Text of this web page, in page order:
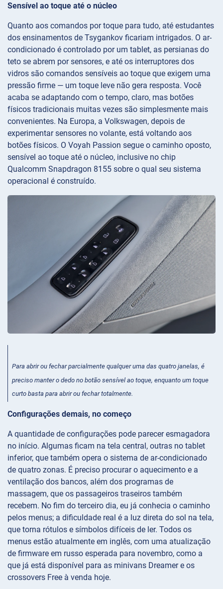
Sensível ao toque até o núcleo
Quanto aos comandos por toque para tudo, até estudantes
dos ensinamentos de Tsygankov ficariam intrigados. O ar-
condicionado é controlado por um tablet, as persianas do
teto se abrem por sensores, e até os interruptores dos
vidros são comandos sensíveis ao toque que exigem uma
pressão firme — um toque leve não gera resposta. Você
acaba se adaptando com o tempo, claro, mas botões
físicos tradicionais muitas vezes são simplesmente mais
convenientes. Na Europa, a Volkswagen, depois de
experimentar sensores no volante, está voltando aos
botões físicos. O Voyah Passion segue o caminho oposto,
sensível ao toque até o núcleo, inclusive no chip
Qualcomm Snapdragon 8155 sobre o qual seu sistema
operacional é construído.
Para abrir ou fechar parcialmente qualquer uma das quatro janelas, é
preciso manter o dedo no botão sensível ao toque, enquanto um toque
curto basta para abrir ou fechar totalmente.
Configurações demais, no começo
A quantidade de configurações pode parecer esmagadora
no início. Algumas ficam na tela central, outras no tablet
inferior, que também opera o sistema de ar-condicionado
de quatro zonas. É preciso procurar o aquecimento e a
ventilação dos bancos, além dos programas de
massagem, que os passageiros traseiros também
recebem. No fim do terceiro dia, eu já conhecia o caminho
pelos menus; a dificuldade real é a luz direta do sol na tela,
que torna rótulos e símbolos difíceis de ler. Todos os
menus estão atualmente em inglês, com uma atualização
de firmware em russo esperada para novembro, como a
que já está disponível para as minivans Dreamer e os
crossovers Free à venda hoje.